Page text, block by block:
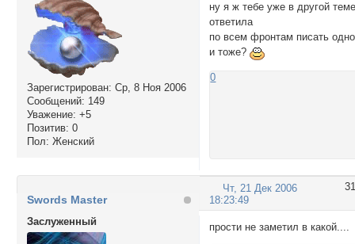
Зарегистрирован: Ср, 8 Ноя 2006
Сообщений: 149
Уважение: +5
Позитив: 0
Пол: Женский
ну я ж тебе уже в другой
ответила
по всем фронтам писать одно
и тоже?
0
31
Чт, 21 Дек 2006
18:23:49
Swords Master
Заслуженный
прости не заметил в какой....